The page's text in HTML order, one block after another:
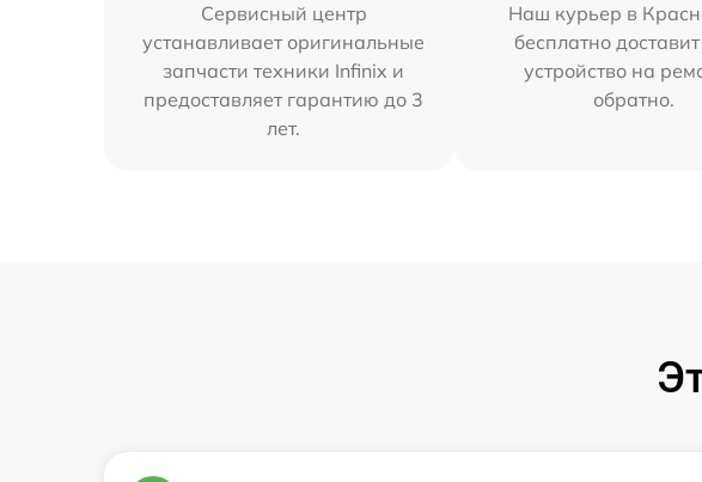
Сервисный центр
устанавливает оригинальные
запчасти техники Infinix и
предоставляет гарантию до 3
лет.
Наш курьер в
бесплатно
устройство на
обратно.